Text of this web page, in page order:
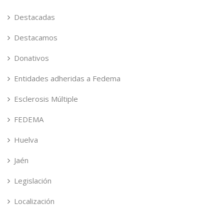
Destacadas
Destacamos
Donativos
Entidades adheridas a Fedema
Esclerosis Múltiple
FEDEMA
Huelva
Jaén
Legislación
Localización